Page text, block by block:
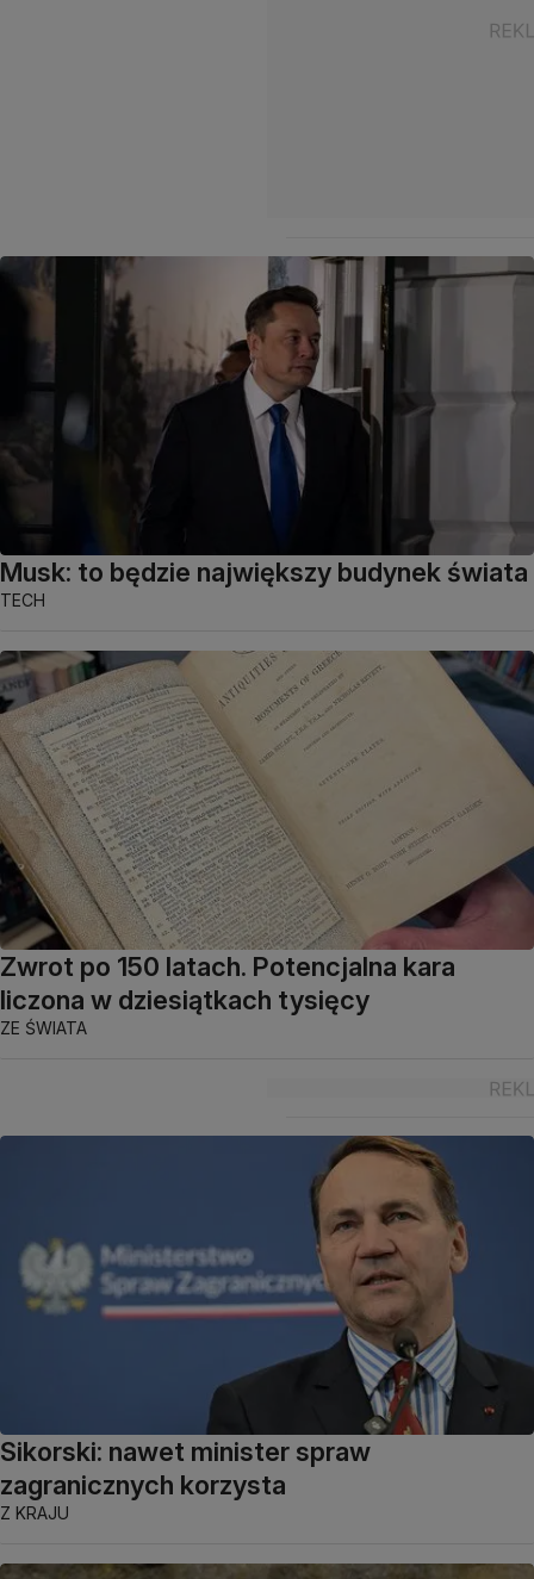
Musk: to będzie największy budynek świata
TECH
Zwrot po 150 latach. Potencjalna kara
liczona w dziesiątkach tysięcy
ZE ŚWIATA
Sikorski: nawet minister spraw
zagranicznych korzysta
Z KRAJU